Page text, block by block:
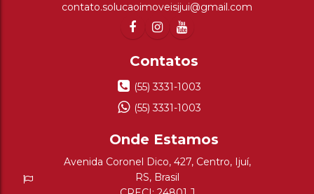
contato.solucaoimoveisijui@gmail.com
(55) 3331-1003
(55) 3331-1003
Avenida Coronel Dico, 427, Centro, Ijuí,
RS, Brasil